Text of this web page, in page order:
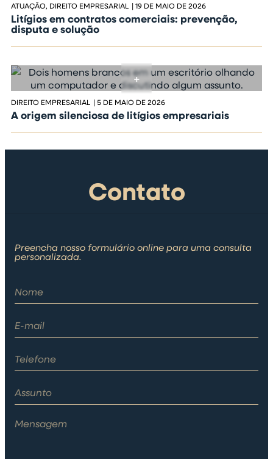
ATUAÇÃO, DIREITO EMPRESARIAL |19 DE MAIO DE 2026
Litígios em contratos comerciais: prevenção,
disputa e solução
DIREITO EMPRESARIAL | 5 DE MAIO DE 2026
A origem silenciosa de litígios empresariais
Contato
Preencha nosso formulário online para uma consulta
personalizada.